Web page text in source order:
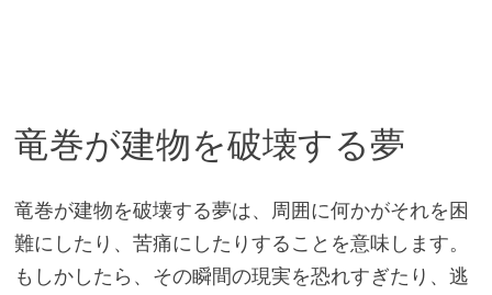
竜巻が建物を破壊する夢
竜巻が建物を破壊する夢は、周囲に何かがそれを困
難にしたり、苦痛にしたりすることを意味します。
もしかしたら、その瞬間の現実を恐れすぎたり、逃